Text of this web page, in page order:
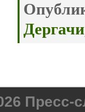
Дергачи
Пресс-